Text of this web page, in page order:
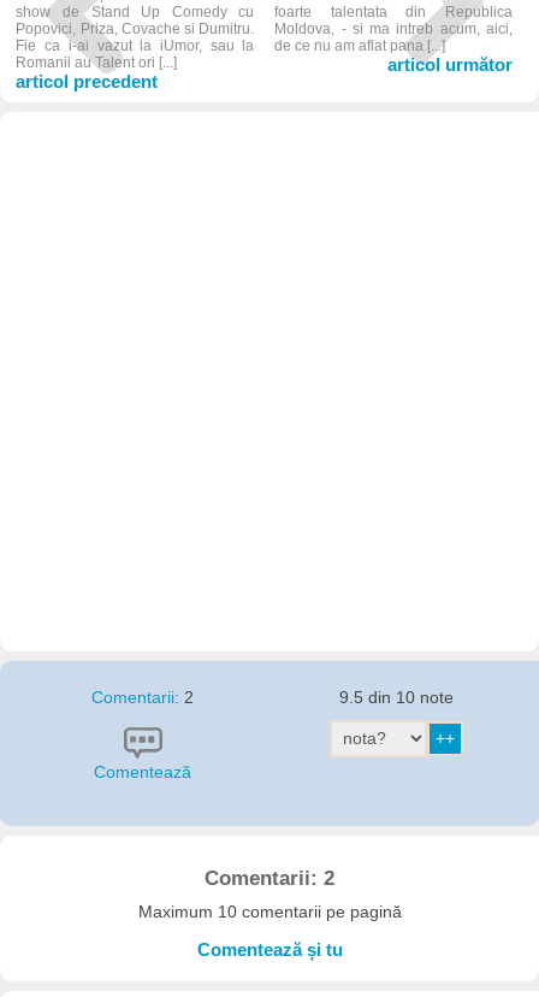
show de Stand Up Comedy cu
Popovici, Priza, Covache si Dumitru.
Fie ca i-ai vazut la iUmor, sau la
Romanii au Talent ori [...]
articol precedent
foarte talentata din Republica
Moldova, - si ma intreb acum, aici,
de ce nu am aflat pana [...]
articol următor
Comentarii: 2
Comentează
9.5 din 10 note
Comentarii: 2
Maximum 10 comentarii pe pagină
Comentează și tu